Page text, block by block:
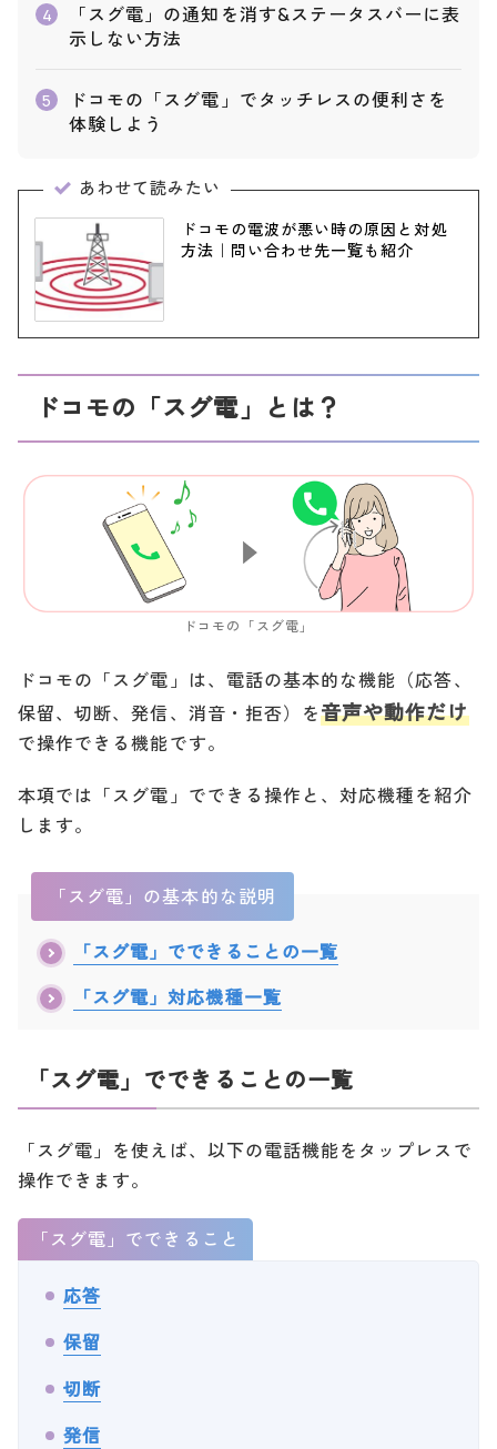
4
「スグ電」の通知を消す&ステータスバーに表
示しない方法
5
ドコモの「スグ電」でタッチレスの便利さを
体験しよう
あわせて読みたい
ドコモの電波が悪い時の原因と対処
方法｜問い合わせ先一覧も紹介
ドコモの「スグ電」とは？
ドコモの「スグ電」
ドコモの「スグ電」は、電話の基本的な機能（応答、
保留、切断、発信、消音・拒否）を音声や動作だけ
で操作できる機能です。
本項では「スグ電」でできる操作と、対応機種を紹介
します。
「スグ電」の基本的な説明
「スグ電」でできることの一覧
「スグ電」対応機種一覧
「スグ電」でできることの一覧
「スグ電」を使えば、以下の電話機能をタップレスで
操作できます。
「スグ電」でできること
応答
保留
切断
発信